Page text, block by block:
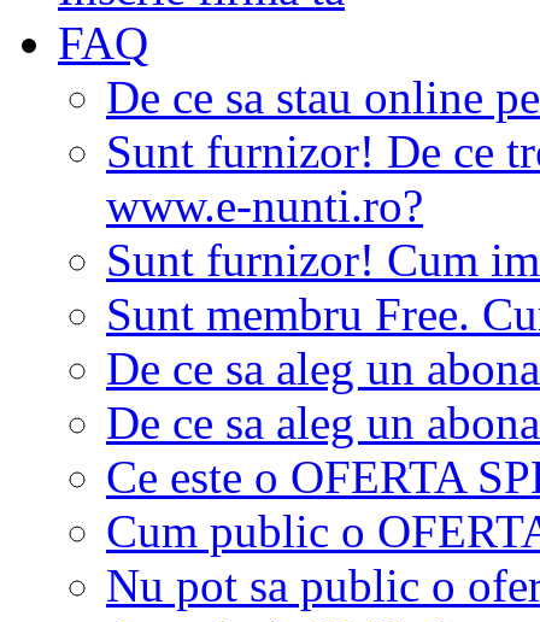
FAQ
De ce sa stau online
Sunt furnizor! De ce
www.e-nunti.ro?
Sunt furnizor! Cum
Sunt membru Free.
De ce sa aleg un
De ce sa aleg un
Ce este o OFERTA
Cum public o
Nu pot sa public o